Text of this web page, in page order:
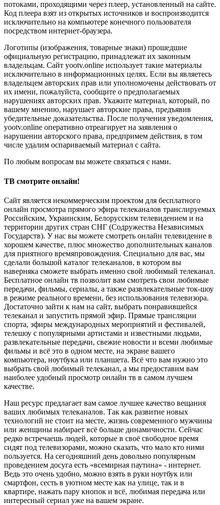
потоками, проходящими через плеер, установленный на сайте.
Код плеера взят из открытых источников и воспроизводится
исключительно на компьютере конечного пользователя
посредством интернет-браузера.
Логотипы (изображения, товарные знаки) прошедшие
официальную регистрацию, принадлежат их законным
владельцам. Сайт yootv.online использует такие материалы
исключительно в информационных целях. Если вы являетесь
владельцем авторских прав или уполномочены действовать от
их имени, пожалуйста, сообщите о предполагаемых
нарушениях авторских прав. Укажите материал, который, по
вашему мнению, нарушает авторские права, предъявив
убедительные доказательства. После получения уведомления,
yootv.online оперативно отреагирует на заявления о
нарушении авторского права, предпримем действия, в том
числе удалим оспариваемый материал с сайта.
По любым вопросам вы можете связаться с нами.
ТВ смотрите онлайн!
Сайт является некоммерческим проектом для бесплатного
онлайн просмотра прямого эфира телеканалов транслируемых
Российским, Украинским, Белорусским телевидением и на
территории других стран СНГ (Содружества Независимых
Государств). У нас вы можете смотреть онлайн телевидение в
хорошем качестве, плюс множество дополнительных каналов
для приятного времяпровождения. Специально для вас, мы
сделали большой каталог телеканалов, в котором вы
наверняка сможете выбрать именно свой любимый телеканал.
Бесплатное онлайн тв позволит вам смотреть свои любимые
передачи, фильмы, сериалы, а также развлекательные ток-шоу
в режиме реального времени, без использования телевизора.
Достаточно зайти к нам на сайт, выбрать понравившейся
телеканал и запустить прямой эфир. Прямые трансляции
спорта, эфиры международных мероприятий и фестивалей,
телешоу с популярными артистами и известными людьми,
развлекательные передачи, свежие новости и всеми любимые
фильмы и всё это в одном месте, на экране вашего
компьютера, ноутбука или планшета. Всё что вам нужно это
выбрать свой любимый телеканал, а мы предоставим вам
наиболее удобный просмотр онлайн тв в самом лучшем
качестве.
Наш ресурс предлагает вам самое лучшее качество вещания
ваших любимых телеканалов. Так как развитие новых
технологий не стоит на месте, жизнь современного мужчины
или женщины набирает всё больше динамичности. Сейчас
редко встречаешь людей, которые в своё свободное время
сидят под телевизорами, можно сказать, что мало кто ними
пользуется. На сегодняшний день довольно популярным
проведением досуга есть «всемирная паутина» - интернет.
Ведь это очень удобно, можно взять в руки ноутбук или
смартфон, сесть в уютном месте как на улице, так и в
квартире, нажать пару кнопок и всё, любимая передача или
интересный сериал уже на вашем экране.